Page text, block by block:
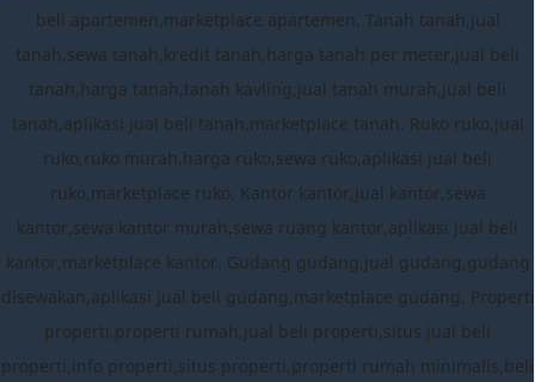
beli apartemen,marketplace apartemen. Tanah tanah,jual
tanah,sewa tanah,kredit tanah,harga tanah per meter,jual beli
tanah,harga tanah,tanah kavling,jual tanah murah,jual beli
tanah,aplikasi jual beli tanah,marketplace tanah. Ruko ruko,jual
ruko,ruko murah,harga ruko,sewa ruko,aplikasi jual beli
ruko,marketplace ruko. Kantor kantor,jual kantor,sewa
kantor,sewa kantor murah,sewa ruang kantor,aplikasi jual beli
kantor,marketplace kantor. Gudang gudang,jual gudang,gudang
disewakan,aplikasi jual beli gudang,marketplace gudang. Properti
properti,properti rumah,jual beli properti,situs jual beli
properti,info properti,situs properti,properti rumah minimalis,beli